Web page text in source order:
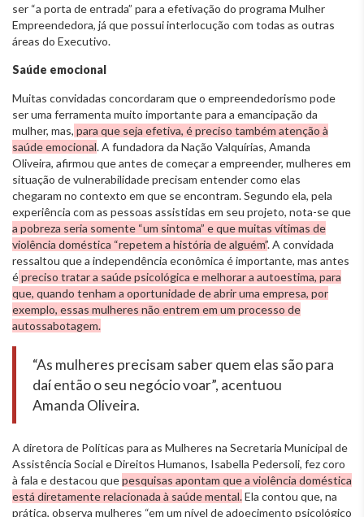
ser “a porta de entrada” para a efetivação do programa Mulher
Empreendedora, já que possui interlocução com todas as outras
áreas do Executivo.
Saúde emocional
Muitas convidadas concordaram que o empreendedorismo pode
ser uma ferramenta muito importante para a emancipação da
mulher, mas, para que seja efetiva, é preciso também atenção à
saúde emocional. A fundadora da Nação Valquírias, Amanda
Oliveira, afirmou que antes de começar a empreender, mulheres em
situação de vulnerabilidade precisam entender como elas
chegaram no contexto em que se encontram. Segundo ela, pela
experiência com as pessoas assistidas em seu projeto, nota-se que
a pobreza seria somente “um sintoma” e que muitas vítimas de
violência doméstica “repetem a história de alguém”. A convidada
ressaltou que a independência econômica é importante, mas antes
épreciso tratar a saúde psicológica e melhorar a autoestima, para
que, quando tenham a oportunidade de abrir uma empresa, por
exemplo, essas mulheres não entrem em um processo de
autossabotagem.
“As mulheres precisam saber quem elas são para
daí então o seu negócio voar”, acentuou
Amanda Oliveira.
A diretora de Políticas para as Mulheres na Secretaria Municipal de
Assistência Social e Direitos Humanos, Isabella Pedersoli, fez coro
à fala e destacou quepesquisas apontam que a violência doméstica
está diretamente relacionada à saúde mental.Ela contou que, na
prática, observa mulheres “em um nível de adoecimento psicológico